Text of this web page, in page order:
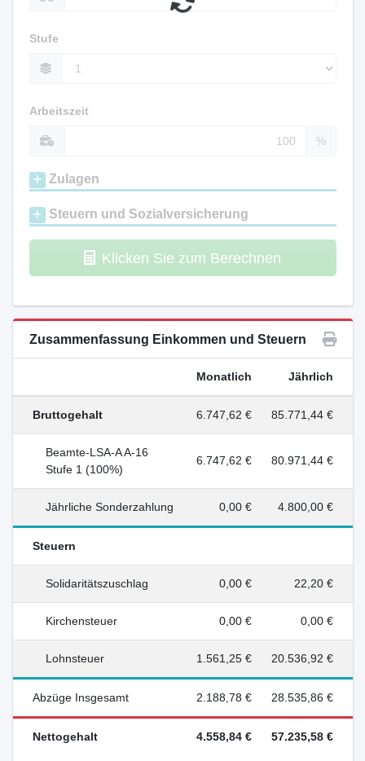
Stufe
Arbeitszeit
%
Zulagen
Steuern und Sozialversicherung
Klicken Sie zum Berechnen
Zusammenfassung Einkommen und Steuern
Monatlich Jährlich
Bruttogehalt 6.747,62 € 85.771,44 €
Beamte-LSA-A A-16
Stufe 1 (100%)
6.747,62 € 80.971,44 €
Jährliche Sonderzahlung 0,00 € 4.800,00 €
Steuern
Solidaritätszuschlag 0,00 € 22,20 €
Kirchensteuer 0,00 € 0,00 €
Lohnsteuer 1.561,25 € 20.536,92 €
Abzüge Insgesamt 2.188,78 € 28.535,86 €
Nettogehalt 4.558,84 € 57.235,58 €